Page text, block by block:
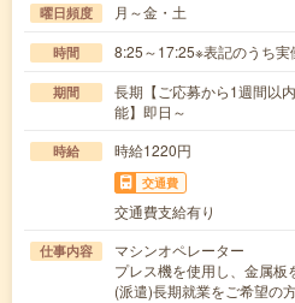
曜日頻度 月～金・土
時間 8:25～17:25※表記のうち実
期間
長期【ご応募から1週間以
能】即日～
時給 時給1220円
交通費
交通費支給有り
仕事内容
マシンオペレーター
プレス機を使用し、金属板
(派遣)長期就業をご希望の